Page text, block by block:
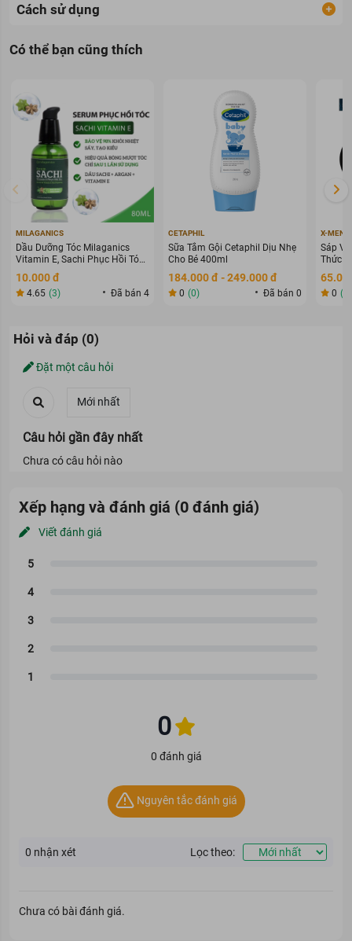
Cách sử dụng
Có thể bạn cũng thích
MILAGANICS
Dầu Dưỡng Tóc Milaganics
Vitamin E, Sachi Phục Hồi Tóc
80ml
10.000 đ
4.65 (3) Đã bán 4
CETAPHIL
Sữa Tắm Gội Cetaphil Dịu Nhẹ
Cho Bé 400ml
184.000 đ - 249.000 đ
0 (0) Đã bán 0
X-MEN
Sáp
Thức
70g
0 (0)
Hỏi và đáp (0)
Đặt một câu hỏi
Câu hỏi gần đây nhất
Chưa có câu hỏi nào
Xếp hạng và đánh giá (0 đánh giá)
Viết đánh giá
0
0 đánh giá
Nguyên tắc đánh giá
0 nhận xét Lọc theo:
Chưa có bài đánh giá.